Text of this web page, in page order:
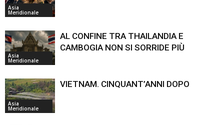
Asia
Meridionale
Asia
Meridionale
AL CONFINE TRA THAILANDIA E
CAMBOGIA NON SI SORRIDE PIÙ
Asia
Meridionale
VIETNAM. CINQUANT’ANNI DOPO